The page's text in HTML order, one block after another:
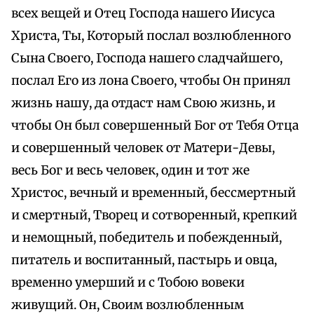
всех вещей и Отец Господа нашего Иисуса
Христа, Ты, Который послал возлюбленного
Сына Своего, Господа нашего сладчайшего,
послал Его из лона Своего, чтобы Он принял
жизнь нашу, да отдаст нам Свою жизнь, и
чтобы Он был совершенный Бог от Тебя Отца
и совершенный человек от Матери-Девы,
весь Бог и весь человек, один и тот же
Христос, вечный и временный, бессмертный
и смертный, Творец и сотворенный, крепкий
и немощный, победитель и побежденный,
питатель и воспитанный, пастырь и овца,
временно умерший и с Тобою вовеки
живущий. Он, Своим возлюбленным